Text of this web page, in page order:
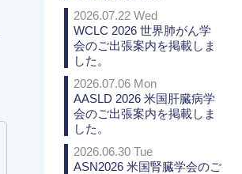
2026.07.22 Wed
WCLC 2026 世界肺がん学
会のご出張案内を掲載しま
した。
2026.07.06 Mon
AASLD 2026 米国肝臓病学
会のご出張案内を掲載しま
した。
2026.06.30 Tue
ASN2026 米国腎臓学会のご